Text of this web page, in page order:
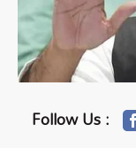
Follow Us :